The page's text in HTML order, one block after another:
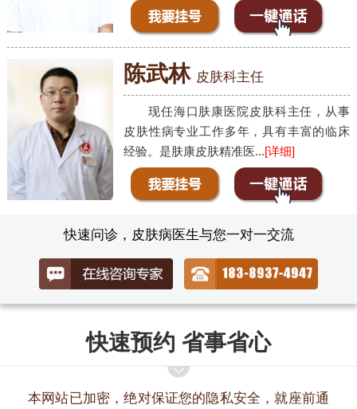
陈武林 皮肤科主任
现任海口肤康医院皮肤科主任，从事
皮肤性病专业工作多年，具有丰富的临床
经验。是肤康皮肤精准医...[详细]
快速问诊，皮肤病医生与您一对一交流
快速预约 省事省心
本网站已加密，绝对保证您的隐私安全，就座前通